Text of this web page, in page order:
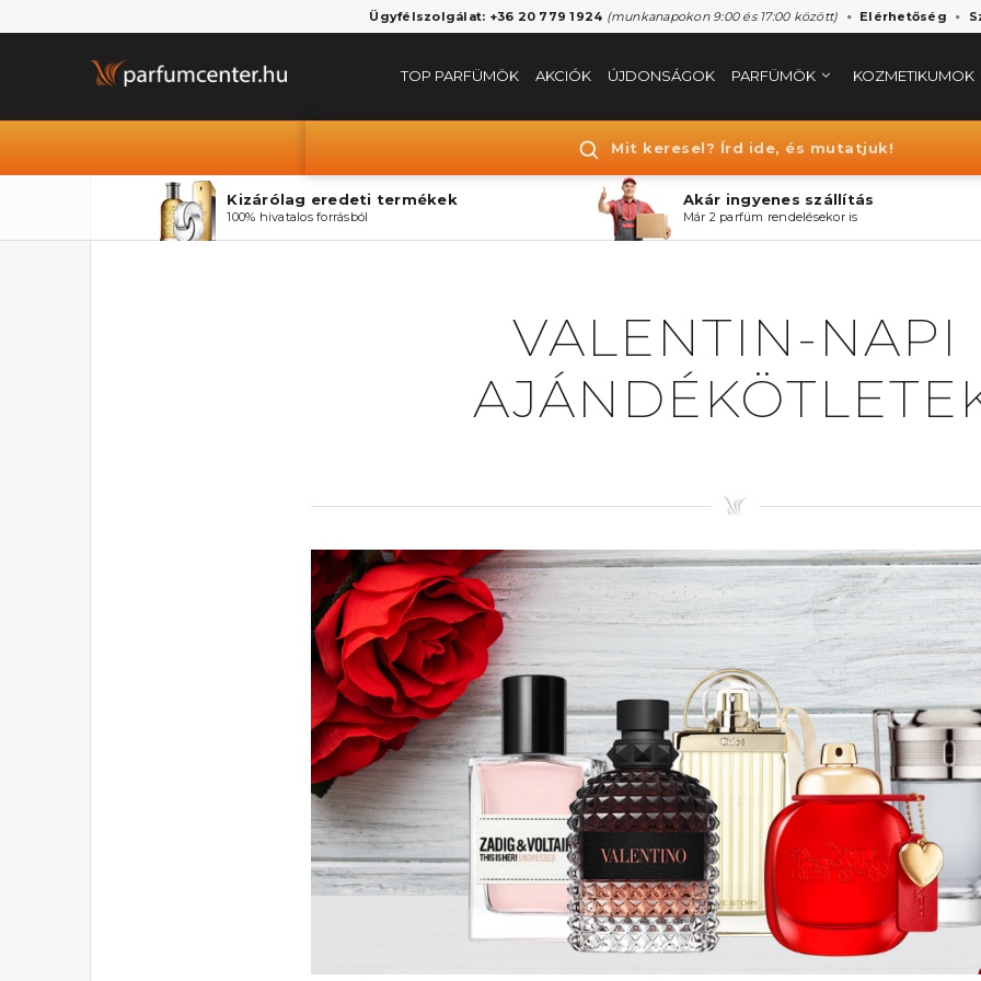
Ügyfélszolgálat: +36 20 779 1924 (munkanapokon 9:00 és 17:00 között) Elérhetőség
TOP PARFÜMÖK AKCIÓK ÚJDONSÁGOK PARFÜMÖK KOZMETIKUMOK
Mit keresel? Írd ide, és mutatjuk!
Kizárólag eredeti termékek
100% hivatalos forrásból
Akár ingyenes szállítás
Már 2 parfüm rendelésekor is
VALENTIN-NAPI